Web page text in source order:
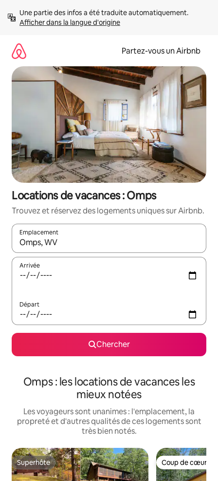
directement
Afficher dans la langue d'origine
Partez-vous un Airbnb
Locations de vacances : Omps
Trouvez et réservez des logements uniques sur Airbnb.
Emplacement
Quand les résultats sont affichés, parcourez-les en utilisant
Arrivée
Départ
Chercher
Omps : les locations de vacances les
mieux notées
Les voyageurs sont unanimes : l'emplacement, la
propreté et d'autres qualités de ces logements sont
très bien notés.
Superhôte
Superhôte Coup de cœur
Coup de cœur